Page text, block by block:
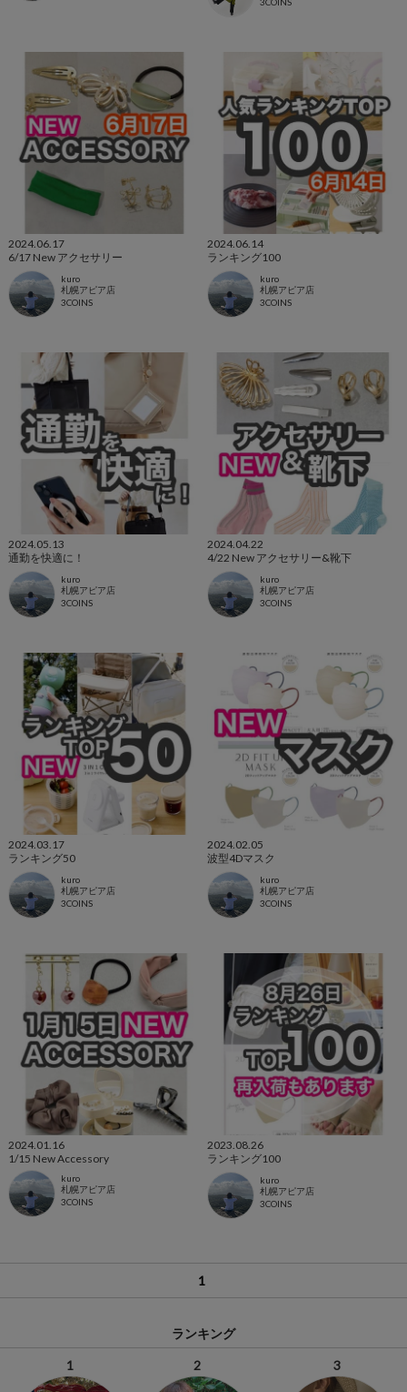
3COINS
2024.06.17
6/17 New アクセサリー
kuro
札幌アピア店
3COINS
2024.06.14
ランキング100
kuro
札幌アピア店
3COINS
2024.05.13
通勤を快適に！
kuro
札幌アピア店
3COINS
2024.04.22
4/22 New アクセサリー&靴下
kuro
札幌アピア店
3COINS
2024.03.17
ランキング50
kuro
札幌アピア店
3COINS
2024.02.05
波型4Dマスク
kuro
札幌アピア店
3COINS
2024.01.16
1/15 New Accessory
kuro
札幌アピア店
3COINS
2023.08.26
ランキング100
kuro
札幌アピア店
3COINS
1
ランキング
1 2 3